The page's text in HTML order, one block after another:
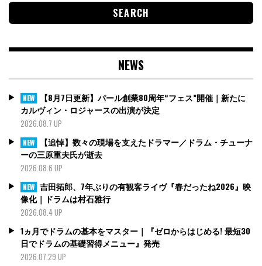
NEWS
NEW
【8月7日更新】パール創業80周年“フェス”開催｜新たに
カルヴィン・ロジャースの出演が決定
2026.08.7 UP
NEW
【追悼】数々の現場を支えたドラマー／ドラム・チューナ
ーの三原重夫氏が逝去
2026.08.6 UP
NEW 吉田拓郎、7年ぶりの有観客ライヴ『春だったね2026』映
像化｜ドラムは村石雅行
2026.08.4 UP
1ヵ月でドラムの基本をマスター｜『ゼロからはじめる! 最短30
日でドラムの基礎習得メニュー』発売
2026.07.29 UP